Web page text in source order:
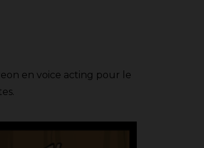
en voice acting pour le